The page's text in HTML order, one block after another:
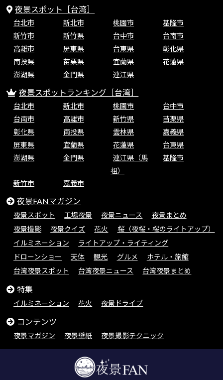
夜景スポット［台湾］
台北市 新北市 桃園市
基隆市
新竹市
新竹県 台中市
台南市
高雄市
屏東県 台東県
彰化県
南投県
苗栗県 宜蘭県
花蓮県
澎湖県
金門県 連江県
夜景スポットランキング［台湾］
台北市 新北市 桃園市
台中市
台南市
高雄市 新竹県
苗栗県
彰化県
南投県 雲林県
嘉義県
屏東県
宜蘭県 花蓮県
台東県
澎湖県
金門県
連江県（馬
祖）
基隆市
新竹市 嘉義市
夜景FANマガジン
夜景スポット 工場夜景 夜景ニュース
夜景まとめ
夜景撮影
夜景クイズ 花火
桜（夜桜・桜のライトアップ）
イルミネーション
ライトアップ・ライティング
ドローンショー
天体 観光 グルメ
ホテル・旅館
台湾夜景スポット
台湾夜景ニュース 台湾夜景まとめ
特集
イルミネーション 花火 夜景ドライブ
コンテンツ
夜景マガジン 夜景壁紙 夜景撮影テクニック